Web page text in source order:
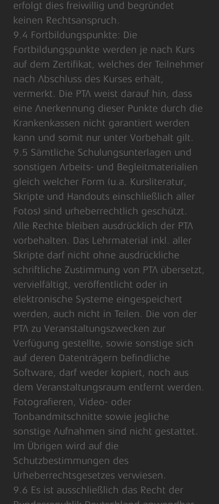
erfolgt dies freiwillig und begründet
keinen Rechtsanspruch.
9.4 Fortbildungspunkte: Die
Fortbildungspunkte werden je nach Kurs
auf dem Zertifikat, welches der Teilnehmer
nach Abschluss des Kurses erhält,
vermerkt. Die PTA weist darauf hin, dass
eine Anerkennung dieser Punkte durch die
Krankenkassen nicht garantiert werden
kann und somit nur unter Vorbehalt gilt.
9.5 Sämtliche Schulungsunterlagen und
sonstigen Arbeits- und Begleitmaterialien
gleich welcher Form (u.a. Kursliteratur,
Skripte und Handouts einschließlich aller
Fotos) sind urheberrechtlich geschützt.
Alle Rechte bleiben ausdrücklich der PTA
vorbehalten. Das Lehrmaterial inkl. aller
Skripte darf nicht ohne ausdrückliche
schriftliche Zustimmung von PTA übersetzt,
vervielfältigt, veröffentlicht oder in
elektronische Systeme eingespeichert
werden, auch nicht in Teilen. Die von der
PTA zu Veranstaltungszwecken zur
Verfügung gestellte, sowie sonstige sich
auf deren Datenträgern befindliche
Software, darf weder kopiert, noch aus
dem Veranstaltungsraum entfernt werden.
Fotografieren, Video- oder
Tonbandmitschnitte sowie jegliche
sonstige Aufnahmen sind nicht gestattet.
Im Übrigen wird auf die
Schutzbestimmungen des
Urheberrechtsgesetzes verwiesen.
9.6 Es ist ausschließlich das Recht der